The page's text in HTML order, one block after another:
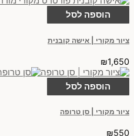
הוספה לסל
ציור מקורי | אישה קובנית
₪1,650
הוספה לסל
ציור מקורי | סן טרופה
₪550